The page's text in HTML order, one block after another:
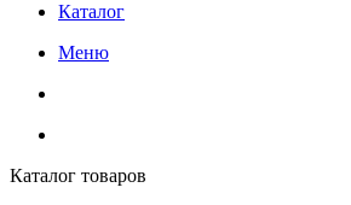
Каталог
Меню
Каталог товаров